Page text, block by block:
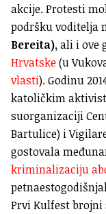
akcije. Protesti
podršku voditelja
Bereita),ali i ove
Hrvatske(u
vlasti). Godinu
katoličkim
suorganizaciji
Bartulice) i
gostovala
kriminalizaciju
Prvi Kulfest brojni